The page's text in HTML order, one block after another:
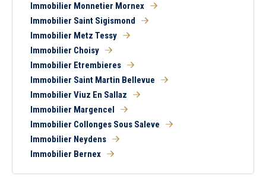
Immobilier Monnetier Mornex
Immobilier Saint Sigismond
Immobilier Metz Tessy
Immobilier Choisy
Immobilier Etrembieres
Immobilier Saint Martin Bellevue
Immobilier Viuz En Sallaz
Immobilier Margencel
Immobilier Collonges Sous Saleve
Immobilier Neydens
Immobilier Bernex